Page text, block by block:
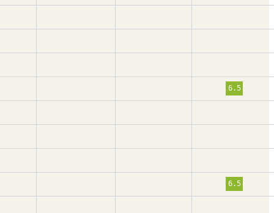
6.5
6.5